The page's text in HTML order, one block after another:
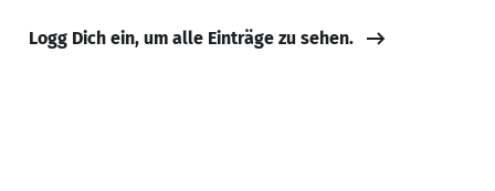
Logg Dich ein, um alle Einträge zu sehen.